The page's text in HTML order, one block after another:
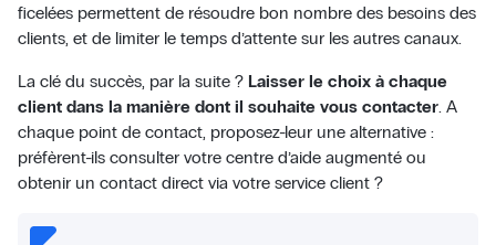
ficelées permettent de résoudre bon nombre des besoins des
clients, et de limiter le temps d’attente sur les autres canaux.
La clé du succès, par la suite ? Laisser le choix à chaque
client dans la manière dont il souhaite vous contacter. A
chaque point de contact, proposez-leur une alternative :
préfèrent-ils consulter votre centre d’aide augmenté ou
obtenir un contact direct via votre service client ?